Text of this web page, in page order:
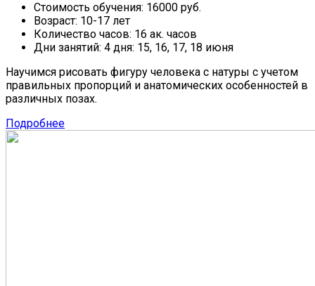
Стоимость обучения: 16000 руб.
Возраст: 10-17 лет
Количество часов: 16 ак. часов
Дни занятий: 4 дня: 15, 16, 17, 18 июня
Научимся рисовать фигуру человека с натуры с учетом
правильных пропорций и анатомических особенностей в
различных позах.
Подробнее